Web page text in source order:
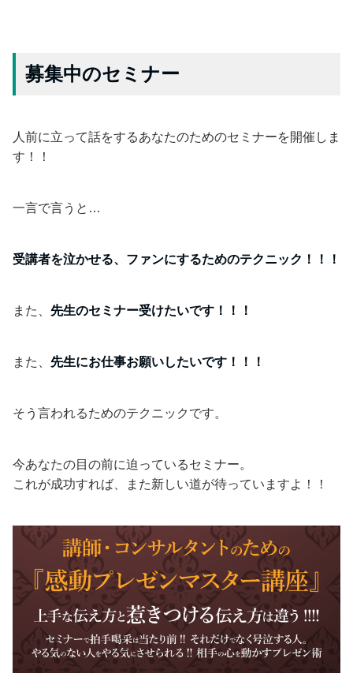
募集中のセミナー
人前に立って話をするあなたのためのセミナーを開催しま
す！！
一言で言うと…
受講者を泣かせる、ファンにするためのテクニック！！！
また、 先生のセミナー受けたいです！！！
また、 先生にお仕事お願いしたいです！！！
そう言われるためのテクニックです。
今あなたの目の前に迫っているセミナー。
これが成功すれば、また新しい道が待っていますよ！！